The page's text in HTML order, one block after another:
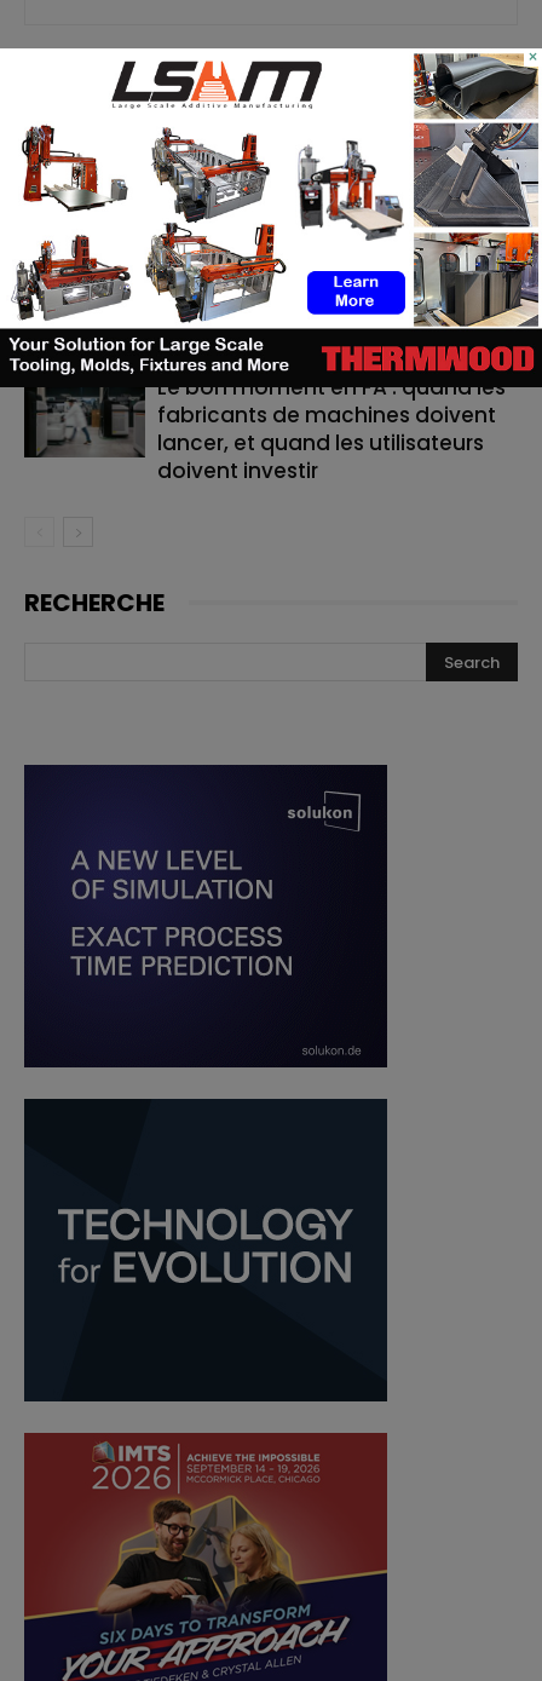
RELATED ARTICLES MORE FROM AUTHOR
ASTM prépare un cadre normatif
pour les pièces céramiques
imprimées en 3D
TE Connectivity mise sur
l’impression 3D pour la fabrication
de cathéters
Le bon moment en FA : quand les
fabricants de machines doivent
lancer, et quand les utilisateurs
doivent investir
RECHERCHE
×